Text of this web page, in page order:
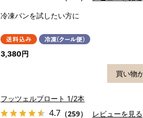
冷凍パンを試したい方に
3,380円
買い物
フッツェルブロート 1/2本
4.7 （259） レビューを見る